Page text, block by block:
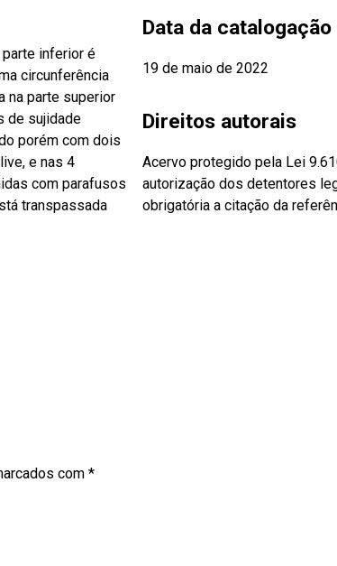
inferior é
circunferência
na parte superior
de sujidade
porém com dois
e nas 4
com parafusos
transpassada
Data da catalogação
19 de maio de 2022
Direitos autorais
Acervo protegido pela Lei
autorização dos detentores
obrigatória a citação da
com *